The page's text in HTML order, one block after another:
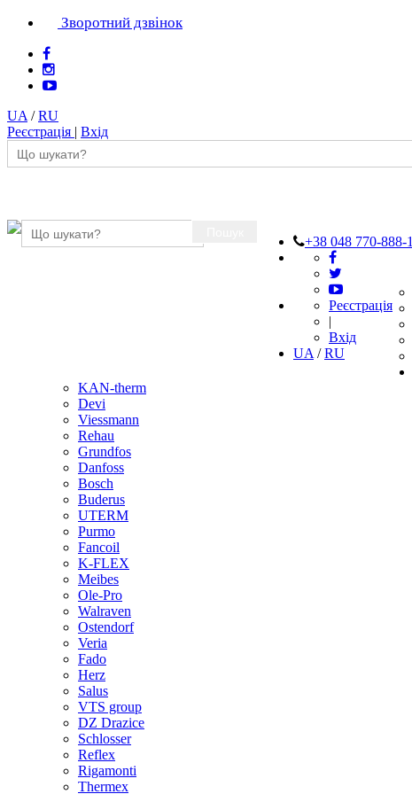
Зворотний дзвінок
UA /RU
Реєстрація | Вхід
+38 048 770-888-1
Реєстрація
|
Вхід
UA /RU
KAN-therm
Devi
Viessmann
Rehau
Grundfos
Danfoss
Bosch
Buderus
UTERM
Purmo
Fancoil
K-FLEX
Meibes
Ole-Pro
Walraven
Ostendorf
Veria
Fado
Herz
Salus
VTS group
DZ Drazice
Schlosser
Reflex
Rigamonti
Thermex